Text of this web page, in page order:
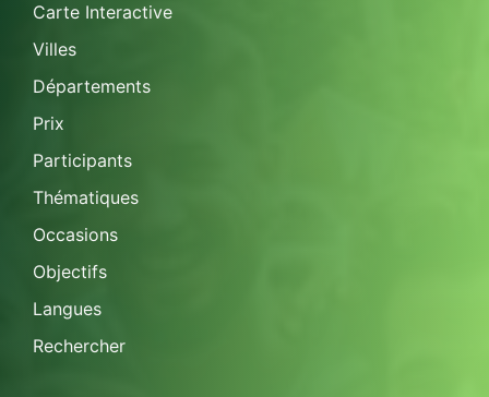
Carte Interactive
Villes
Départements
Prix
Participants
Thématiques
Occasions
Objectifs
Langues
Rechercher